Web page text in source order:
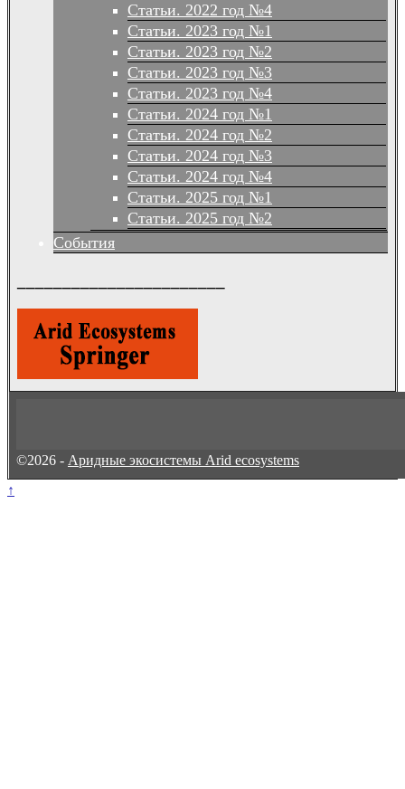
Статьи. 2022 год №4
Статьи. 2023 год №1
Статьи. 2023 год №2
Статьи. 2023 год №3
Статьи. 2023 год №4
Статьи. 2024 год №1
Статьи. 2024 год №2
Статьи. 2024 год №3
Статьи. 2024 год №4
Статьи. 2025 год №1
Статьи. 2025 год №2
События
©2026 - Аридные экосистемы Arid ecosystems
↑